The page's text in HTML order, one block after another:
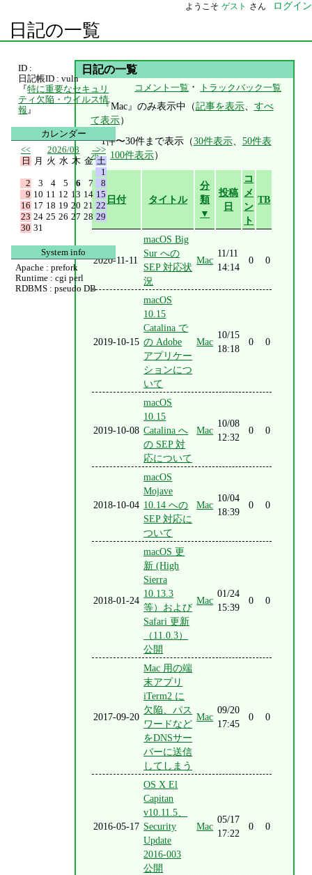
ようこそ ゲスト さん ログイン
日記の一覧
日記の一覧
コメント一覧 ・ トラックバック一覧
『Mac』のみ表示中（記事を表示、 すべ
て表示）
1件〜30件まで表示（30件表示、 50件表
示、 100件表示）
日付 タイトル
分
類
▼
投稿
日
コ
メ
ン
ト
TB
2020-11-11
macOS Big
Sur への
SEP 対応状
況
Mac
11/11
14:14
0 0
2019-10-15
macOS
10.15
Catalina で
の Adobe
アプリケー
ションにつ
いて
Mac
10/15
18:18
0 0
2019-10-08
macOS
10.15
Catalina へ
の SEP 対
応について
Mac
10/08
12:32
0 0
2018-10-04
macOS
Mojave
10.14 への
SEP 対応に
ついて
Mac
10/04
18:39
0 0
2018-01-24
macOS 更
新 (High
Sierra
10.13.3
等）および
Safari 更新
（11.0.3）
公開
Mac
01/24
15:39
0 0
2017-09-20
Mac 用の端
末アプリ
iTerm2 に
欠陥、パス
ワードなど
をDNSサー
バーに送信
してしまう
Mac
09/20
17:45
0 0
2016-05-17
OS X El
Capitan
v10.11.5、
Security
Update
2016-003
公開
Mac
05/17
17:22
0 0
ID :
日記帳ID : vuln
『特に重要なセキュリ
ティ欠陥・ウイルス情
報 』
カレンダー
<<
2026/08
>>
日
月 火 水 木 金 土
1
2
3 4 5 6 7
8
9 10 11 12 13 14 15
16 17 18 19 20 21 22
23 24 25 26 27 28 29
30 31
System info
Apache : prefork
Runtime : cgi perl
RDBMS : pseudo DB